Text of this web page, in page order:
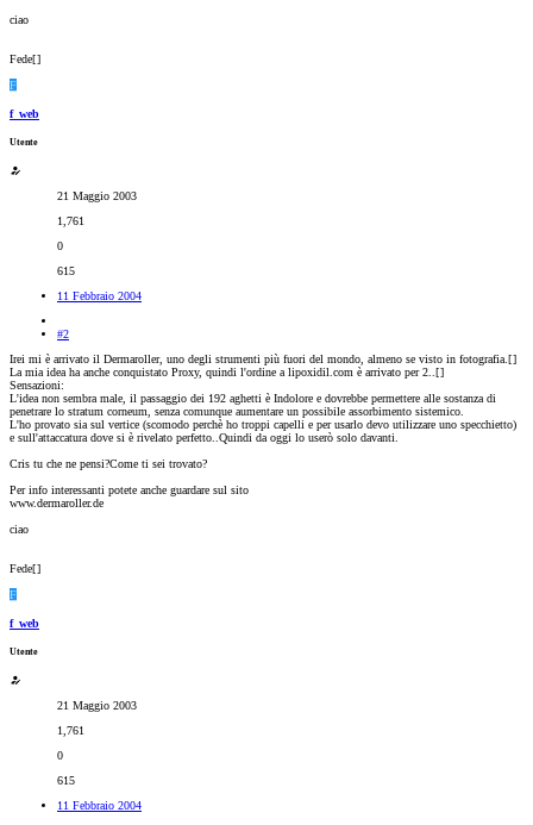
ciao
Fede[]
F
f_web
Utente
21 Maggio 2003
1,761
0
615
11 Febbraio 2004
#2
Irei mi è arrivato il Dermaroller, uno degli strumenti più fuori del mondo, almeno se visto in fotografia.[]
La mia idea ha anche conquistato Proxy, quindi l'ordine a lipoxidil.com è arrivato per 2..[]
Sensazioni:
L'idea non sembra male, il passaggio dei 192 aghetti è Indolore e dovrebbe permettere alle sostanza di
penetrare lo stratum corneum, senza comunque aumentare un possibile assorbimento sistemico.
L'ho provato sia sul vertice (scomodo perchè ho troppi capelli e per usarlo devo utilizzare uno specchietto)
e sull'attaccatura dove si è rivelato perfetto..Quindi da oggi lo userò solo davanti.
Cris tu che ne pensi?Come ti sei trovato?
Per info interessanti potete anche guardare sul sito
www.dermaroller.de
ciao
Fede[]
F
f_web
Utente
21 Maggio 2003
1,761
0
615
11 Febbraio 2004